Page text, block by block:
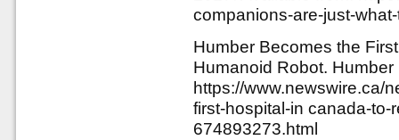
companions-are-just-
Humber Becomes the
Humanoid Robot.
https://www.newswire.ca/
first-hospital-in canada-to-
674893273.html